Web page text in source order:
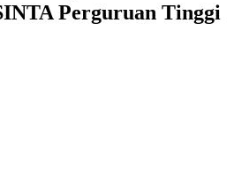
Perguruan Tinggi